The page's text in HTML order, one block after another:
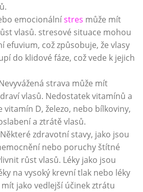
emocionálnístres může mít
vlasů.‍ stresové situace mohou
efuvium, což způsobuje, že vlasy
do klidové fáze, což vede k ⁢jejich
strava ‌může mít
vlasů. Nedostatek vitamínů⁣ a
vitamín⁣ D, železo, nebo bílkoviny,
a ztrátě vlasů.
⁤Některé zdravotní‍ stavy,​ jako jsou
nebo poruchy štítné
růst vlasů. Léky jako⁤ jsou⁣
⁤na ‌vysoký krevní tlak nebo léky‌
‍jako vedlejší účinek ztrátu